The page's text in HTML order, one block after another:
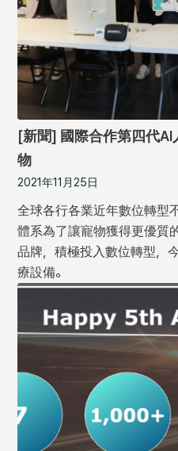
[新聞] 國際合作第四代
物
2021年11月25日
全球各行各業近年數位轉型
體系為了讓寵物獲得更優質
品牌，積極投入數位轉型，
療設備。